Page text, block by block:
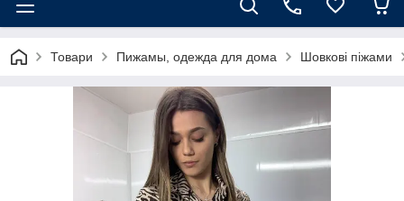
Товари Пижамы, одежда для дома Шовкові піжами